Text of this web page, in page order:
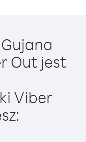
Out jest
Viber